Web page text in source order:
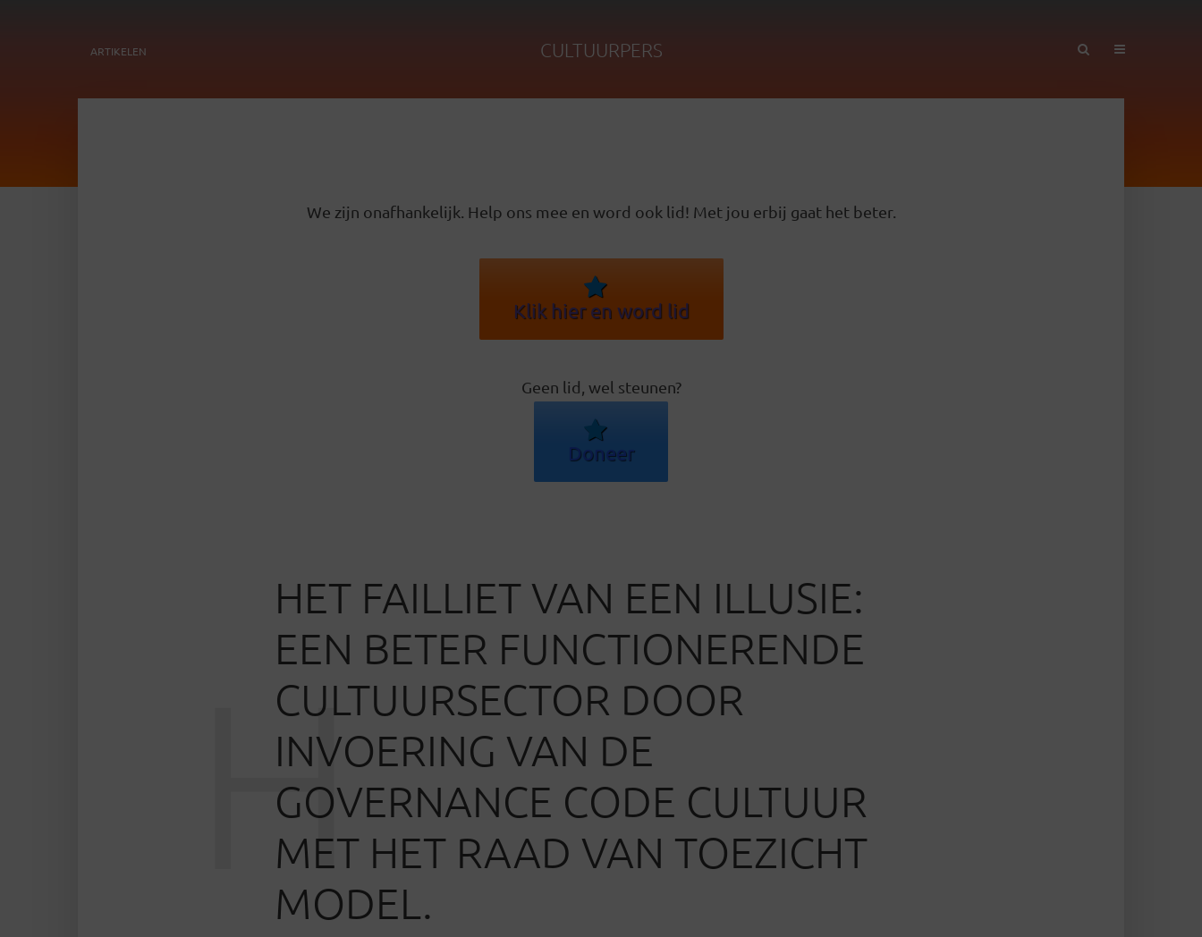
ARTIKELEN CULTUURPERS
We zijn onafhankelijk. Help ons mee en word ook lid! Met jou erbij gaat het beter.
Klik hier en word lid
Geen lid, wel steunen?
Doneer
HET FAILLIET VAN EEN ILLUSIE:
EEN BETER FUNCTIONERENDE
CULTUURSECTOR DOOR
INVOERING VAN DE
GOVERNANCE CODE CULTUUR
MET HET RAAD VAN TOEZICHT
MODEL.
H